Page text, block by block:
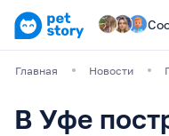
Главная Новости
В Уфе